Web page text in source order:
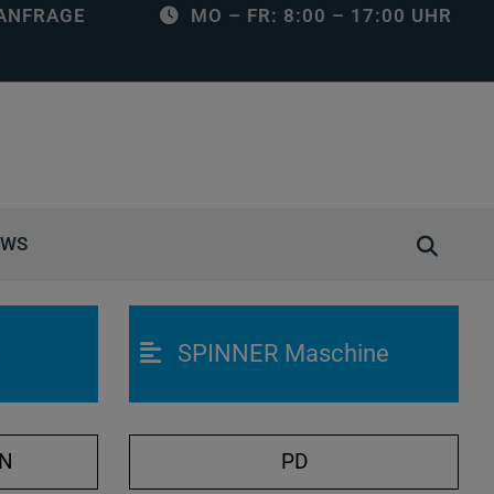
MO – FR: 8:00 – 17:00 UHR
c
ö
f
SPINNER Maschine
PD